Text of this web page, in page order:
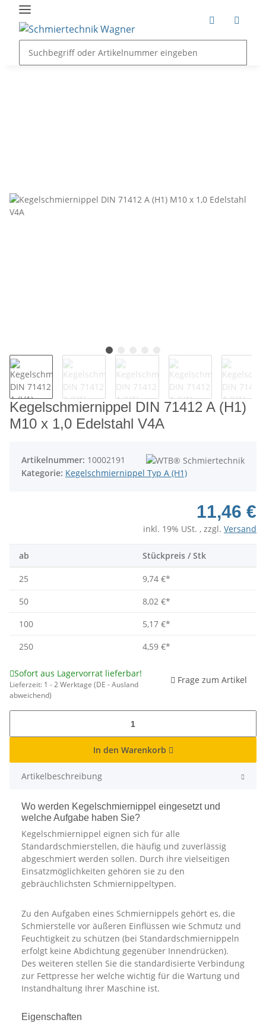
Kegelschmiernippel DIN 71412 A (H1)
M10 x 1,0 Edelstahl V4A
Artikelnummer: 10002191
Kategorie: Kegelschmiernippel Typ A (H1)
11,46 €
inkl. 19% USt. , zzgl. Versand
ab Stückpreis / Stk
25 9,74 €*
50
8,02 €*
100
5,17 €*
250
4,59 €*
Sofort aus Lagervorrat lieferbar!
Lieferzeit: 1 - 2 Werktage (DE - Ausland
abweichend)
Frage zum Artikel
In den Warenkorb
Artikelbeschreibung
Wo werden Kegelschmiernippel eingesetzt und
welche Aufgabe haben Sie?
Kegelschmiernippel eignen sich für alle
Standardschmierstellen, die häufig und zuverlässig
abgeschmiert werden sollen. Durch ihre vielseitigen
Einsatzmöglichkeiten gehören sie zu den
gebräuchlichsten Schmiernippeltypen.
Zu den Aufgaben eines Schmiernippels gehört es, die
Schmierstelle vor äußeren Einflüssen wie Schmutz und
Feuchtigkeit zu schützen (bei Standardschmiernippeln
erfolgt keine Abdichtung gegenüber Innendrücken).
Des weiteren stellen Sie die standardisierte Verbindung
zur Fettpresse her welche wichtig für die Wartung und
Instandhaltung Ihrer Maschine ist.
Eigenschaften